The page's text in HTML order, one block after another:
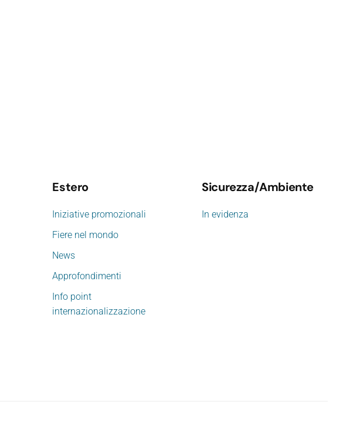
Estero
Iniziative promozionali
Fiere nel mondo
News
Approfondimenti
Info point
internazionalizzazione
Sicurezza/Ambiente
In evidenza